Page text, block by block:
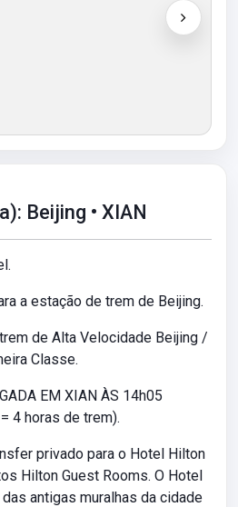
Beijing • XIAN
a estação de trem de Beijing.
de Alta Velocidade Beijing /
Classe.
EM XIAN ÀS 14h05
4 horas de trem).
privado para o Hotel Hilton
Hilton Guest Rooms. O Hotel
antigas muralhas da cidade